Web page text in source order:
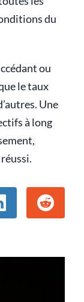
du
ou
le taux
Une
à long